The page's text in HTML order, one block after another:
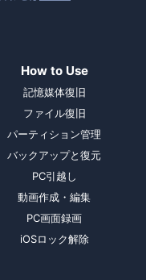
How to Use
記憶媒体復旧
ファイル復旧
パーティション管理
バックアップと復元
PC引越し
動画作成・編集
PC画面録画
iOSロック解除